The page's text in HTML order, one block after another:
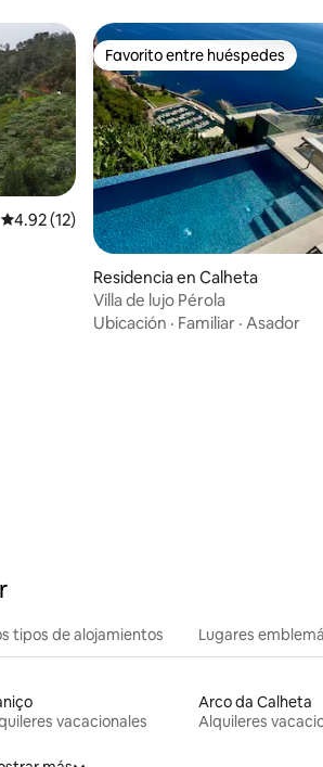
Calificación promedio: 4.92 de 5; 12
4.92 (12)
Favorito entre huéspedes
Favorito entre huéspedes
Residencia en Calheta
Villa de lujo Pérola
Ubicación · Familiar · Asador
tipos de alojamientos Lugares
vacacionales
Arco da Calheta
Alquileres